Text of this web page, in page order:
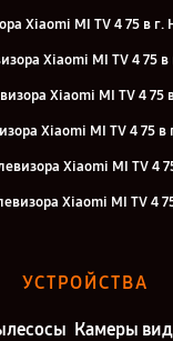
Xiaomi MI TV 4 75 в
Xiaomi MI TV 4 75
Xiaomi MI TV 4 75
Xiaomi MI TV 4 75 в
Xiaomi MI TV 4
Xiaomi MI TV 4
УСТРОЙСТВА
Камеры